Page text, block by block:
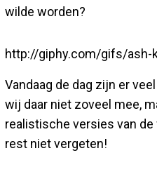
wilde worden?
http://giphy.com/gifs/ash-
Vandaag de dag zijn er
wij daar niet zoveel mee,
realistische versies van de
rest niet vergeten!